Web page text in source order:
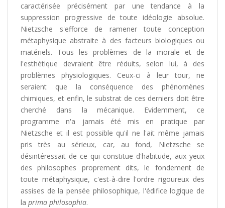
caractérisée précisément par une tendance à la
suppression progressive de toute idéologie absolue.
Nietzsche s'efforce de ramener toute conception
métaphysique abstraite à des facteurs biologiques ou
matériels. Tous les problèmes de la morale et de
l'esthétique devraient être réduits, selon lui, à des
problèmes physiologiques. Ceux-ci à leur tour, ne
seraient que la conséquence des phénomènes
chimiques, et enfin, le substrat de ces derniers doit être
cherché dans la mécanique. Evidemment, ce
programme n'a jamais été mis en pratique par
Nietzsche et il est possible qu'il ne l'ait même jamais
pris très au sérieux, car, au fond, Nietzsche se
désintéressait de ce qui constitue d'habitude, aux yeux
des philosophes proprement dits, le fondement de
toute métaphysique, c'est-à-dire l'ordre rigoureux des
assises de la pensée philosophique, l'édifice logique de
la prima philosophia.